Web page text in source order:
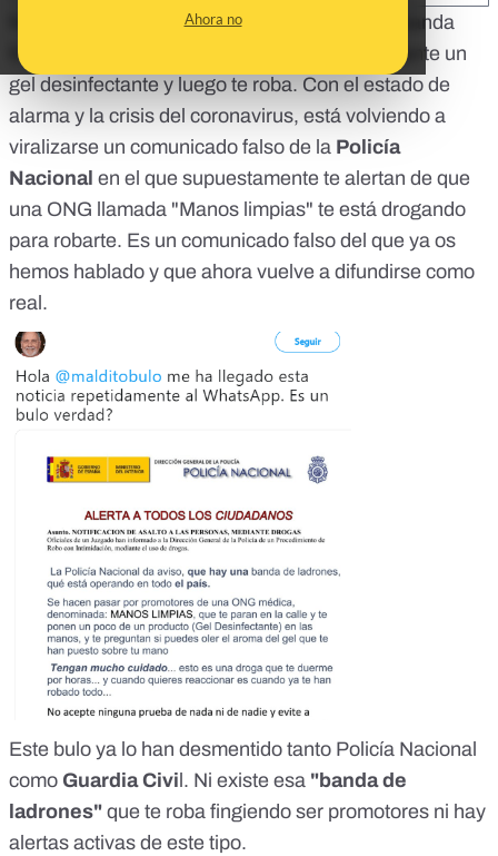
Ahora no
alerta policialque avise de una banda
llamada
que te droga mediante un
gel desinfectante y luego te roba. Con el estado de
alarma y la crisis del coronavirus, está volviendo a
viralizarse un comunicado falso de la Policía
Nacional en el que supuestamente te alertan de que
una ONG llamada "Manos limpias" te está drogando
para robarte. Es un comunicado falso del que ya os
hemos hablado y que ahora vuelve a difundirse como
real.
Este bulo ya lo han desmentido tanto Policía Nacional
como Guardia Civi . Ni existe esa "banda de
ladrones" que te roba fingiendo ser promotores ni hay
alertas activas de este tipo.